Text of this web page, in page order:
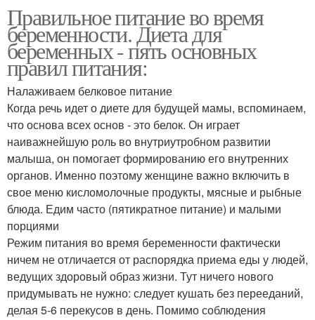
Правильное питание во время
беременности. Диета для
беременных - пять основных
правил питания:
Налаживаем белковое питание
Когда речь идет о диете для будущей мамы, вспоминаем,
что основа всех основ - это белок. Он играет
наиважнейшую роль во внутриутробном развитии
малыша, он помогает формированию его внутренних
органов. Именно поэтому женщине важно включить в
свое меню кисломолочные продукты, мясные и рыбные
блюда. Едим часто (пятикратное питание) и малыми
порциями
Режим питания во время беременности фактически
ничем не отличается от распорядка приема еды у людей,
ведущих здоровый образ жизни. Тут ничего нового
придумывать не нужно: следует кушать без перееданий,
делая 5-6 перекусов в день. Помимо соблюдения